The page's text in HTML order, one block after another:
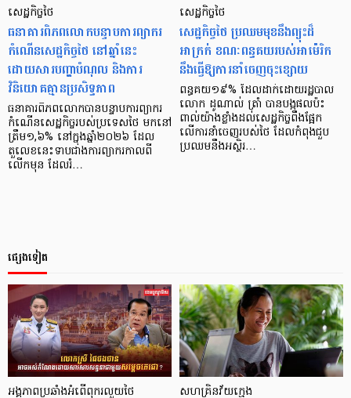
សេដ្ឋកិច្ចថៃ
ធនាគារពិភពលោកបន្ទាបការព្យាករ
កំណើនសេដ្ឋកិច្ចថៃ នៅឆ្នាំនេះ
ដោយសារបញ្ហាបំណុល និងការ
វិនិយោគគ្មានប្រសិទ្ធភាព
ធនាគារពិភពលោកបានបន្ទាបការព្យាករ
កំណើនសេដ្ឋកិច្ចរបស់ប្រទេសថៃ មកនៅ
ត្រឹម១,៦% នៅក្នុងឆ្នាំ២០២៦ ដែល
តួលេខនេះទាបជាងការព្យាករកាលពី
លើកមុន ដែលរំ…
សេដ្ឋកិច្ចថៃ
សេដ្ឋកិច្ចថៃ ប្រឈមមុខនឹងព្យុះដ៏
អាក្រក់ ខណៈពន្ធគយរបស់អាម៉េរិក
នឹងធ្វើឱ្យការនាំចេញចុះខ្សោយ
ពន្ធគយ១៩% ដែលដាក់ដោយរដ្ឋបាល
លោក ដូណាល់ ត្រាំ បានបង្កផលប៉ះ
ពាល់យ៉ាងខ្លាំងដល់សេដ្ឋកិច្ចពឹងផ្អែក
លើការនាំចេញរបស់ថៃ ដែលកំពុងជួប
ប្រឈមនឹងអស្ថិរ…
ផ្សេងទៀត
អង្គភាពប្រឆាំងអំពើពុករលួយថៃ សហគ្រិន​វ័យ​ក្មេង